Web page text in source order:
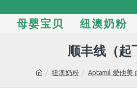
母婴宝贝 纽澳奶粉
纽澳奶粉 Aptamil 爱他美
顺丰线（起